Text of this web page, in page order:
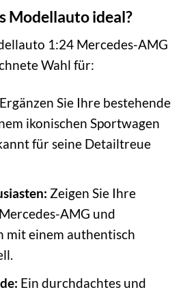
Modellauto ideal?
1:24 Mercedes-AMG
Wahl für:
Ergänzen Sie Ihre bestehende
ikonischen Sportwagen
für seine Detailtreue
Zeigen Sie Ihre
AMG und
mit einem authentisch
Ein durchdachtes und